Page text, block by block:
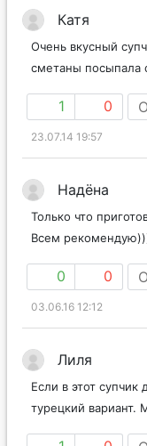
Катя
Очень вкусный
сметаны посыпала
1 0
23.07.14 19:57
Надёна
Только что
Всем
0 0
03.06.16 12:12
Лиля
Если в этот супчик
турецкий вариант.